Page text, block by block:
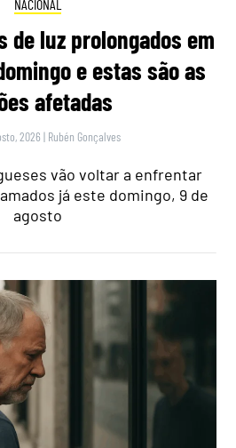
NACIONAL
de luz prolongados em
e estas são as
afetadas
2026 | Rubén Gonçalves
vão voltar a enfrentar
já este domingo, 9 de
agosto